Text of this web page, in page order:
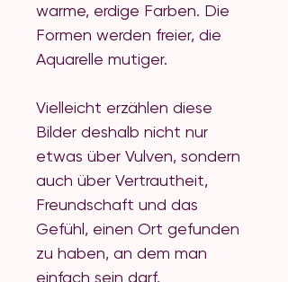
warme, erdige Farben. Die
Formen werden freier, die
Aquarelle mutiger.
Vielleicht erzählen diese
Bilder deshalb nicht nur
etwas über Vulven, sondern
auch über Vertrautheit,
Freundschaft und das
Gefühl, einen Ort gefunden
zu haben, an dem man
einfach sein darf.